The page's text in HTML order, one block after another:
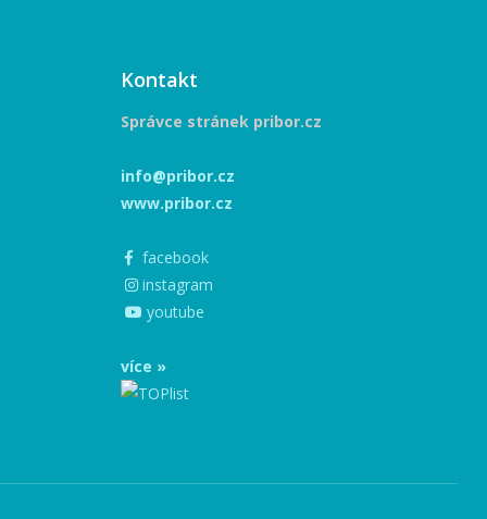
Kontakt
Správce stránek pribor.cz
info@pribor.cz
www.pribor.cz
facebook
instagram
youtube
více »